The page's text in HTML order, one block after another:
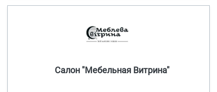
Салон "Мебельная Витрина"